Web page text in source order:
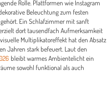
Rolle. Plattformen wie Instagram
Beleuchtung zum festen
Ein Schlafzimmer mit sanft
dort tausendfach Aufmerksamkeit
Multiplikatoreffekt hat den Absatz
Jahren stark befeuert. Laut den
bleibt warmes Ambientelicht ein
sowohl funktional als auch